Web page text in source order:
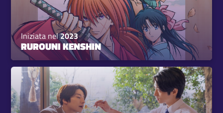
Iniziata nel2023
RUROUNI KENSHIN